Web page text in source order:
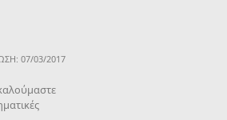
07/03/2017